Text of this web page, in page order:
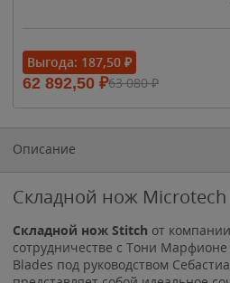
Выгода: 187,50 ₽
62 892,50 ₽63 080₽
Описание
Складной нож Microtech
Складной нож Stitch от
сотрудничестве с Тони
Blades под руководством